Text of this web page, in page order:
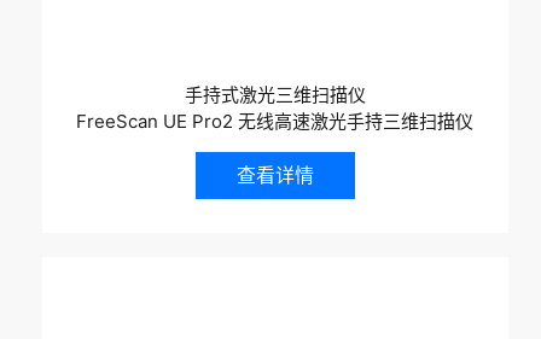
手持式激光三维扫描仪
FreeScan UE Pro2 无线高速激光手持三维扫描仪
查看详情